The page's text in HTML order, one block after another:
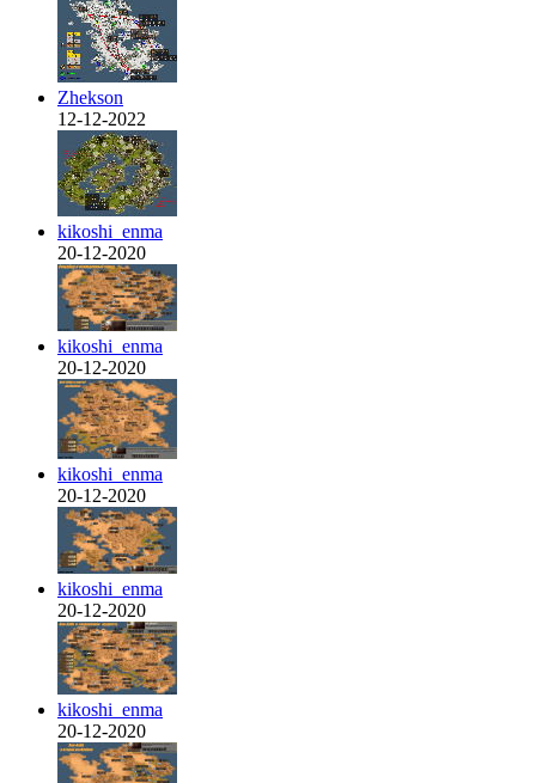
Zhekson
12-12-2022
kikoshi_enma
20-12-2020
kikoshi_enma
20-12-2020
kikoshi_enma
20-12-2020
kikoshi_enma
20-12-2020
kikoshi_enma
20-12-2020